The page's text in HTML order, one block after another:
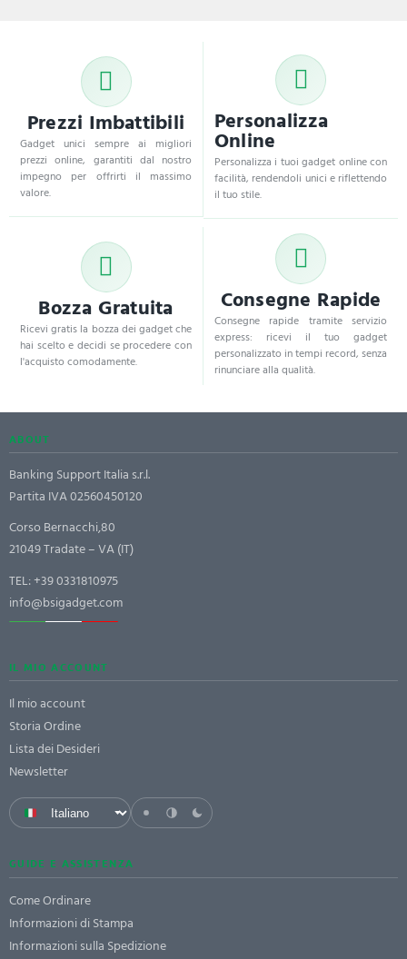
Prezzi Imbattibili
Gadget unici sempre ai migliori
prezzi online, garantiti dal nostro
impegno per offrirti il massimo
valore.
Personalizza
Online
Personalizza i tuoi gadget online con
facilità, rendendoli unici e riflettendo
il tuo stile.
Bozza Gratuita
Ricevi gratis la bozza dei gadget che
hai scelto e decidi se procedere con
l'acquisto comodamente.
Consegne Rapide
Consegne rapide tramite servizio
express: ricevi il tuo gadget
personalizzato in tempi record, senza
rinunciare alla qualità.
ABOUT
Banking Support Italia s.r.l.
Partita IVA 02560450120
Corso Bernacchi,80
21049 Tradate – VA (IT)
TEL:+39 0331810975
info@bsigadget.com
IL MIO ACCOUNT
Il mio account
Storia Ordine
Lista dei Desideri
Newsletter
GUIDE E ASSISTENZA
Come Ordinare
Informazioni di Stampa
Informazioni sulla Spedizione